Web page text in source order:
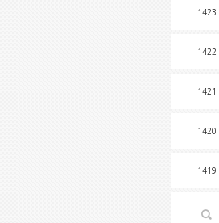
1423
1422
1421
1420
1419